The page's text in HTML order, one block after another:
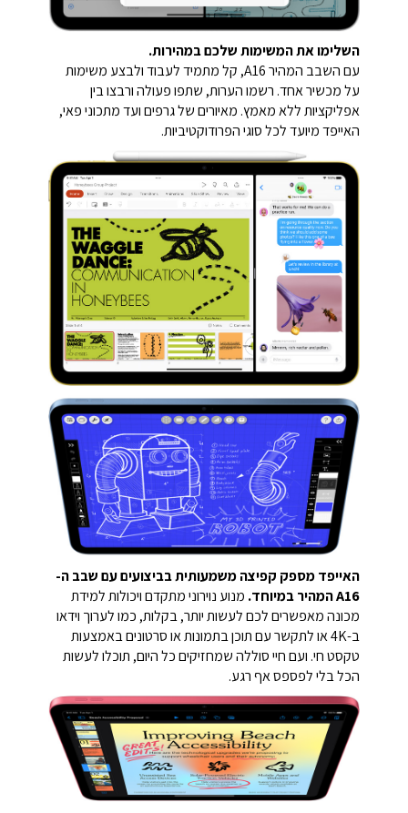
השלימו את המשימות שלכם במהירות.
עם השבב המהיר A16, קל מתמיד לעבוד ולבצע משימות
על מכשיר אחד. רשמו הערות, שתפו פעולה ורבצו בין
אפליקציות ללא מאמץ. מאיורים של גרפים ועד מתכוני פאי,
האייפד מיועד לכל סוגי הפרודוקטיביות.
האייפד מספק קפיצה משמעותית בביצועים עם שבב ה-
A16 המהיר במיוחד.
מנוע נוירוני מתקדם ויכולות למידת
מכונה מאפשרים לכם לעשות יותר, בקלות, כמו לערוך וידאו
ב-4K או לתקשר עם תוכן בתמונות או סרטונים באמצעות
טקסט חי. ועם חיי סוללה שמחזיקים כל היום, תוכלו לעשות
הכל בלי לפספס אף רגע.